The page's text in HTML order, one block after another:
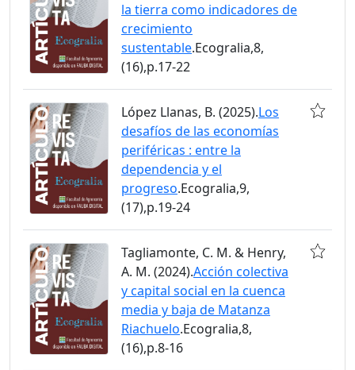
la tierra como indicadores de
crecimiento
sustentable.Ecogralia,8,
(16),p.17-22
López Llanas, B. (2025).Los
desafíos de las economías
periféricas : entre la
dependencia y el
progreso.Ecogralia,9,
(17),p.19-24
Tagliamonte, C. M. & Henry,
A. M. (2024).Acción colectiva
y capital social en la cuenca
media y baja de Matanza
Riachuelo.Ecogralia,8,
(16),p.8-16